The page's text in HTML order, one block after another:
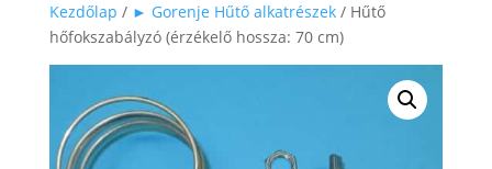
Kezdőlap / ► Gorenje Hűtő alkatrészek/ Hűtő
hőfokszabályzó (érzékelő hossza: 70 cm)